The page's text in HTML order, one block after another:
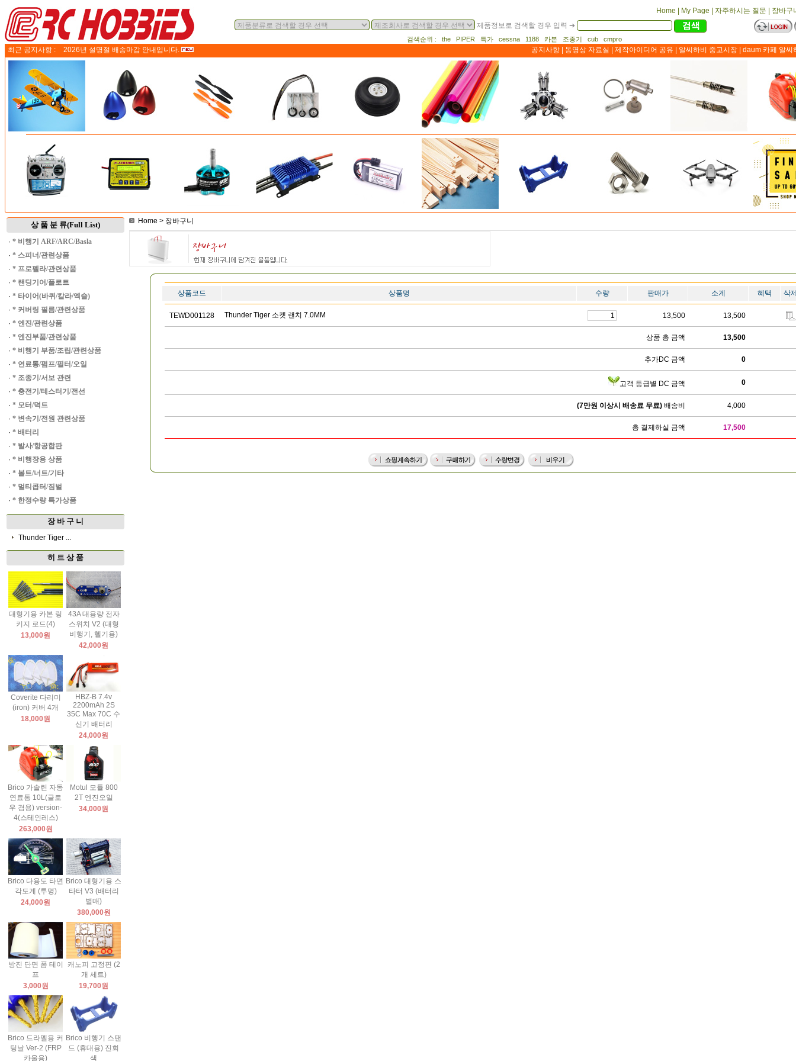
Home My Page 자주하시는 질문
장바구
제품정보로 검색할 경우 입력 ➔
검색순위 : the PIPER 특가 cessna 1188 카본 조종기 cub cmpro
최근 공지사항 : 2026년 설명절 배송마감 안내입니다. 공지사항 동영상 자료실 제작아이디어 공유 알씨하비 중고시장 daum 카페 알씨
상 품 분 류(Full List)
· * 비행기 ARF/ARC/Basla
· * 스피너/관련상품
· * 프로펠라/관련상품
· * 랜딩기어/플로트
· * 타이어(바퀴/칼라/엑슬)
· * 커버링 필름/관련상품
· * 엔진/관련상품
· * 엔진부품/관련상품
· * 비행기 부품/조립/관련상품
· * 연료통/펌프/필터/오일
· * 조종기/서보 관련
· * 충전기/테스터기/전선
· * 모터/덕트
· * 변속기/전원 관련상품
· * 배터리
· * 발사/항공합판
· * 비행장용 상품
· * 볼트/너트/기타
· * 멀티콥터/짐벌
· * 한정수량 특가상품
장 바 구 니
Thunder Tiger ...
히 트 상 품
대형기용 카본 링
키지 로드(4)
13,000원
43A 대용량 전자
스위치 V2 (대형
비행기, 헬기용)
42,000원
Coverite 다리미
(iron) 커버 4개
18,000원
HBZ-B 7.4v
2200mAh 2S
35C Max 70C 수
신기 배터리
24,000원
Brico 가솔린 자동
연료통 10L(글로
우 겸용) version-
4(스테인레스)
263,000원
Motul 모튤 800
2T 엔진오일
34,000원
Brico 다용도 타면
각도계 (투명)
24,000원
Brico 대형기용 스
타터 V3 (배터리
별매)
380,000원
방진 단면 폼 테이
프
3,000원
캐노피 고정핀 (2
개 세트)
19,700원
Brico 드라멜용 커
팅날 Ver-2 (FRP
카울용)
Brico 비행기 스탠
드 (휴대용) 진회
색
Home > 장바구니
상품코드 상품명 수량 판매가 소계 혜택 삭
TEWD001128 Thunder Tiger 소켓 랜치 7.0MM 13,500 13,500
상품 총 금액 13,500
추가DC 금액 0
고객 등급별 DC 금액 0
(7만원 이상시 배송료 무료) 배송비 4,000
총 결제하실 금액 17,500